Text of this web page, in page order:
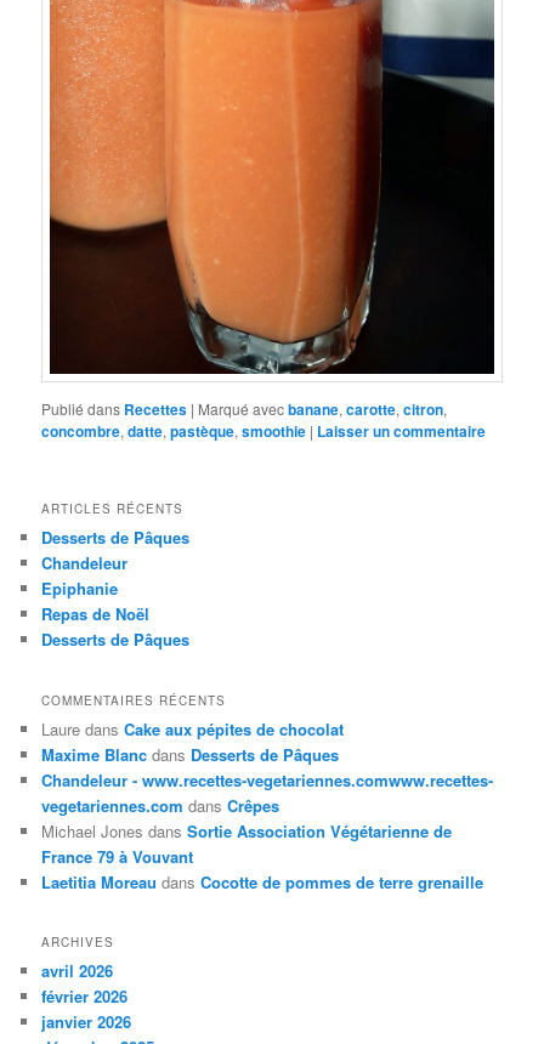
Publié dans Recettes | Marqué avecbanane,carotte,citron,
concombre,datte,pastèque,smoothie | Laisser un commentaire
ARTICLES RÉCENTS
Desserts de Pâques
Chandeleur
Epiphanie
Repas de Noël
Desserts de Pâques
COMMENTAIRES RÉCENTS
Laure dansCake aux pépites de chocolat
Maxime Blanc dans Desserts de Pâques
Chandeleur - www.recettes-vegetariennes.comwww.recettes-
vegetariennes.com dansCrêpes
Michael Jones dansSortie Association Végétarienne de
France 79 à Vouvant
Laetitia Moreau dansCocotte de pommes de terre grenaille
ARCHIVES
avril 2026
février 2026
janvier 2026